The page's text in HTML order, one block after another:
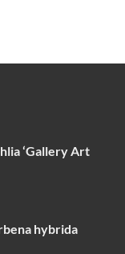
‘Gallery Art
hybrida